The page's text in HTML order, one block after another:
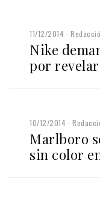
11/12/2014
Nike
por
10/12/2014
Marlboro
sin color